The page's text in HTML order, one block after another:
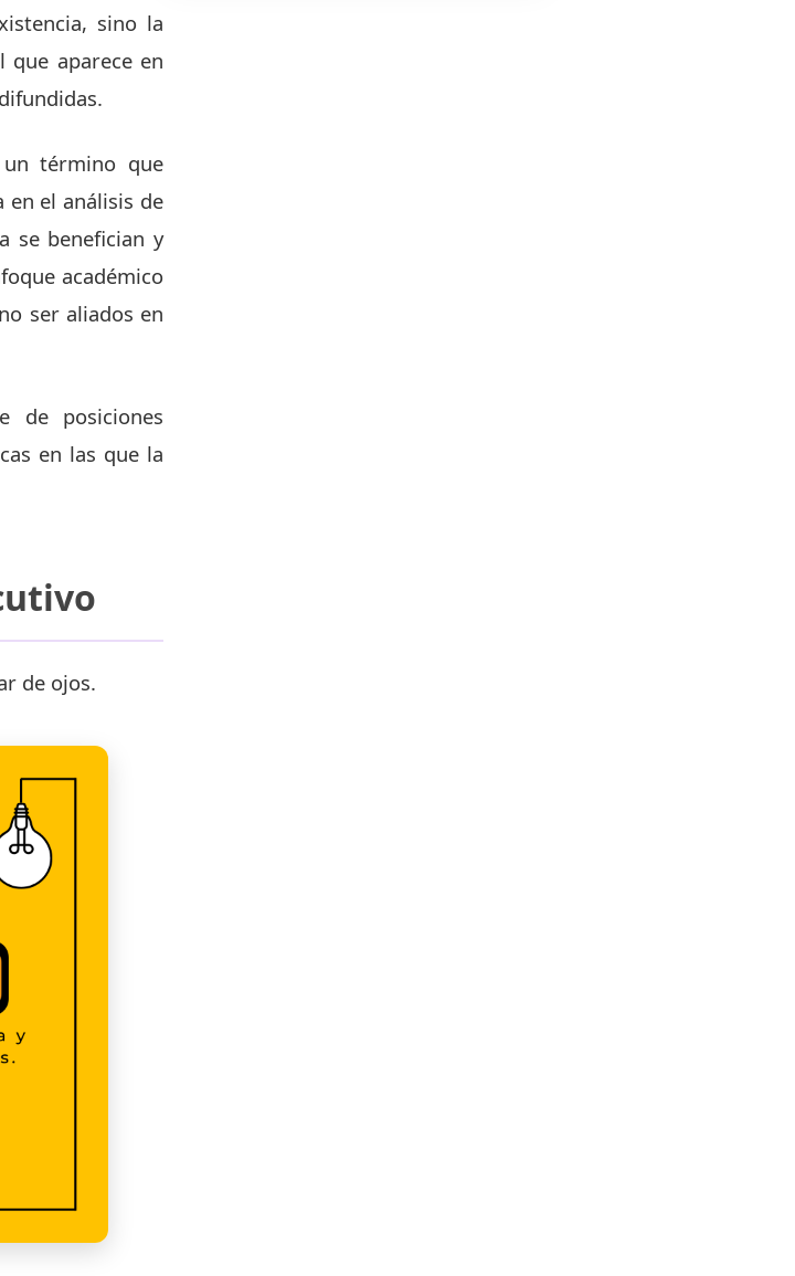
sino la
aparece en
término que
en el análisis de
se benefician y
académico
ser aliados en
de posiciones
en las que la
de ojos.